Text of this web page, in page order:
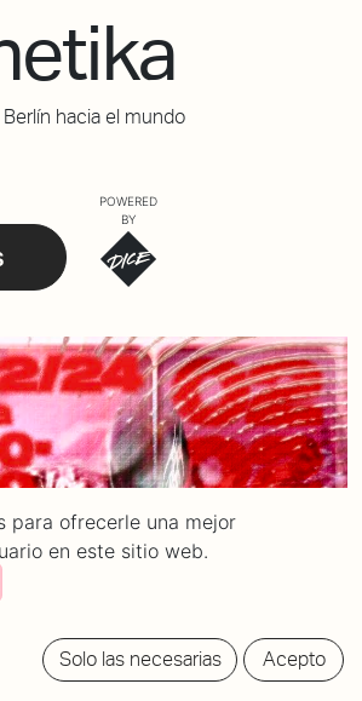
hacia el mundo
POWERED
BY
para ofrecerle una mejor
en este sitio web.
Solo las necesarias Acepto